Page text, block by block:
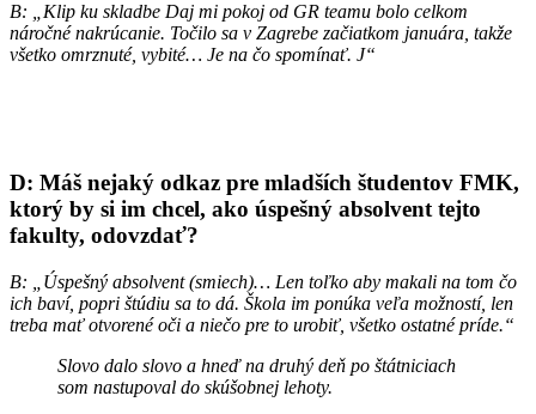
B: „Klip ku skladbe Daj mi pokoj od GR teamu bolo celkom
náročné nakrúcanie. Točilo sa v Zagrebe začiatkom januára, takže
všetko omrznuté, vybité… Je na čo spomínať. J“
D: Máš nejaký odkaz pre mladších študentov FMK,
ktorý by si im chcel, ako úspešný absolvent tejto
fakulty, odovzdať?
B: „Úspešný absolvent (smiech)… Len toľko aby makali na tom čo
ich baví, popri štúdiu sa to dá. Škola im ponúka veľa možností, len
treba mať otvorené oči a niečo pre to urobiť, všetko ostatné príde.“
Slovo dalo slovo a hneď na druhý deň po štátniciach
som nastupoval do skúšobnej lehoty.